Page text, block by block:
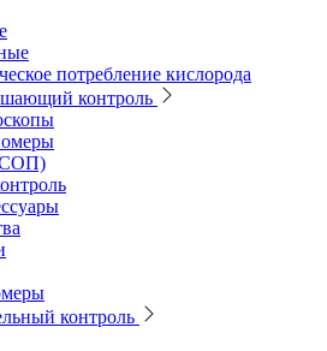
печи
потребление кислорода